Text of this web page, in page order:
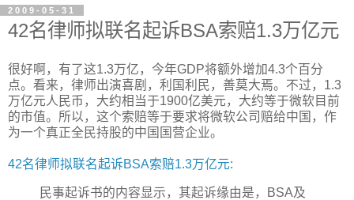
2009-05-31
42名律师拟联名起诉BSA索赔1.3万亿元
很好啊，有了这1.3万亿，今年GDP将额外增加4.3个百分
点。看来，律师出演喜剧，利国利民，善莫大焉。不过，1.3
万亿元人民币，大约相当于1900亿美元，大约等于微软目前
的市值。所以，这个索赔等于要求将微软公司赔给中国，作
为一个真正全民持股的中国国营企业。
42名律师拟联名起诉BSA索赔1.3万亿元:
民事起诉书的内容显示，其起诉缘由是，BSA及